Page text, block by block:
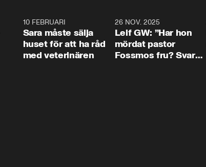
10 FEBRUARI
Sara måste sälja
huset för att ha råd
med veterinären
26 NOV. 2025
Leif GW: ”Har hon
mördat pastor
Fossmos fru? Svar